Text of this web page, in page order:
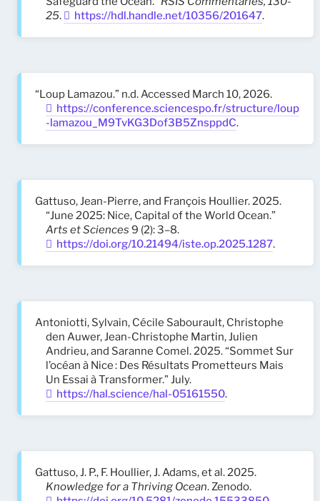
25. https://hdl.handle.net/10356/201647.
“Loup Lamazou.” n.d. Accessed March 10, 2026.
https://conference.sciencespo.fr/structure/loup
-lamazou_M9TvKG3Dof3B5ZnsppdC.
Gattuso, Jean-Pierre, and François Houllier. 2025.
“June 2025: Nice, Capital of the World Ocean.”
Arts et Sciences 9 (2): 3–8.
https://doi.org/10.21494/iste.op.2025.1287.
Antoniotti, Sylvain, Cécile Sabourault, Christophe
den Auwer, Jean-Christophe Martin, Julien
Andrieu, and Saranne Comel. 2025. “Sommet Sur
l’océan à Nice : Des Résultats Prometteurs Mais
Un Essai à Transformer.” July.
https://hal.science/hal-05161550.
Gattuso, J. P., F. Houllier, J. Adams, et al. 2025.
Knowledge for a Thriving Ocean. Zenodo.